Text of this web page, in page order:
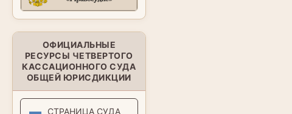
ОФИЦИАЛЬНЫЕ
РЕСУРСЫ ЧЕТВЕРТОГО
КАССАЦИОННОГО СУДА
ОБЩЕЙ ЮРИСДИКЦИИ
СТРАНИЦА СУДА